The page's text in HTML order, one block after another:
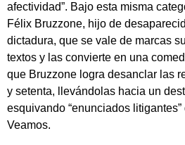
afectividad”. Bajo esta misma
Félix Bruzzone, hijo de
dictadura, que se vale de marcas
textos y las convierte en una
que Bruzzone logra desanclar las
y setenta, llevándolas hacia un
esquivando “enunciados
Veamos.